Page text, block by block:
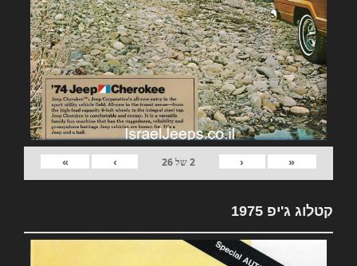
«
‹
2של26
›
»
קטלוג ג'יפ 1975